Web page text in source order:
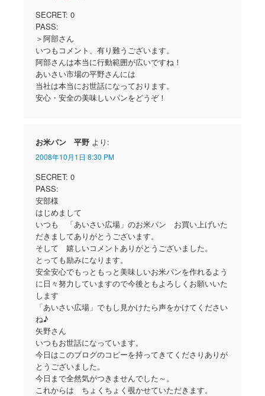
SECRET: 0
PASS:
＞阿部さん
いつもコメント、有り難うございます。
阿部さんは本当に行動範囲が広いですね！
あいさい市場の平野さんには
当社は本当にお世話になっております。
安心・安全の美味しいパンをどうぞ！
お米パン 平野 より:
2008年10月1日 8:30 PM
SECRET: 0
PASS:
安部様
はじめまして
いつも 「あいさい広場」のお米パン お買い上げいた
だきましてありがとうございます。
そして 嬉しいコメントありがとうございました。
とっても励みになります。
安全安心でもっともっと美味しいお米パンを作れるよう
に日々努力していますので今後ともよろしくお願いいた
します
「あいさい広場」でもし見かけたら声をかけてください
ね♪
矢野さん
いつもお世話になっています。
今日はこのブログのコピーを持ってきてくださりありが
とうございました。
今日まで全然気がつきませんでした～。
これからは ちょくちょく覗かせていただきます。